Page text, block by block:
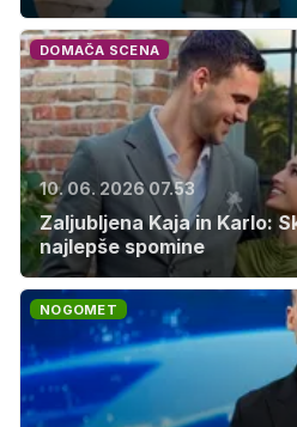
DOMAČA SCENA
10. 06. 2026 07.53
Zaljubljena Kaja in Karlo:
najlepše spomine
NOGOMET